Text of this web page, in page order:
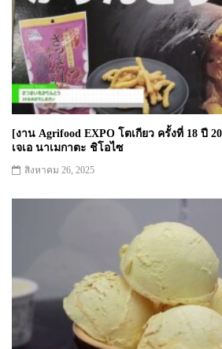
[งาน Agrifood EXPO โตเกียว ครั้งที่ 18 ปี
เจเอ นาเมกาตะ ชิโอไซ
สิงหาคม 26, 2025